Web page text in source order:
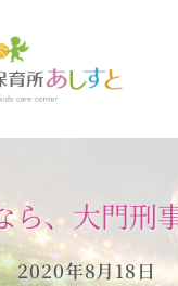
ら、大門刑
2020年8月18日